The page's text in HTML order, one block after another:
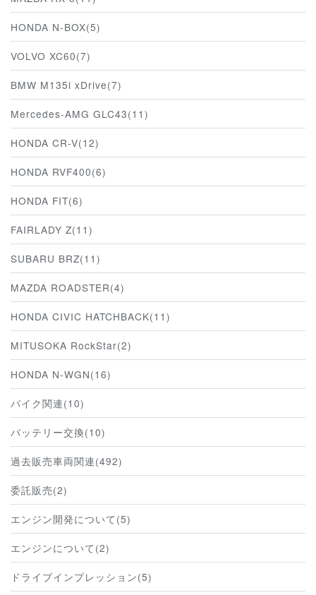
HONDA N-BOX(5)
VOLVO XC60(7)
BMW M135i xDrive(7)
Mercedes-AMG GLC43(11)
HONDA CR-V(12)
HONDA RVF400(6)
HONDA FIT(6)
FAIRLADY Z(11)
SUBARU BRZ(11)
MAZDA ROADSTER(4)
HONDA CIVIC HATCHBACK(11)
MITUSOKA RockStar(2)
HONDA N-WGN(16)
バイク関連(10)
バッテリー交換(10)
過去販売車両関連(492)
委託販売(2)
エンジン開発について(5)
エンジンについて(2)
ドライブインプレッション(5)